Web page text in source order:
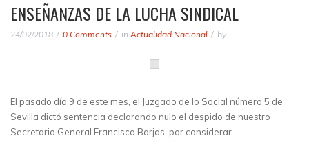
ENSEÑANZAS DE LA LUCHA SINDICAL
24/02/2018 0 Comments in Actualidad Nacional by
El pasado día 9 de este mes, el Juzgado de lo Social número 5 de
Sevilla dictó sentencia declarando nulo el despido de nuestro
Secretario General Francisco Barjas, por considerar…